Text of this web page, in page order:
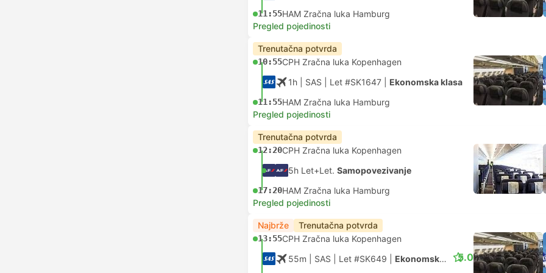
11:55HAM Zračna luka Hamburg
Pregled pojedinosti
Trenutačna potvrda
10:55CPH Zračna luka Kopenhagen
1h | SAS Let #SK1647 Ekonomska klasa
11:55HAM Zračna luka Hamburg
Pregled pojedinosti
Trenutačna potvrda
12:20CPH Zračna luka Kopenhagen
5h Let+Let. Samopovezivanje
17:20HAM Zračna luka Hamburg
Pregled pojedinosti
Najbrže Trenutačna potvrda
13:55CPH Zračna luka Kopenhagen
55m | SAS Let #SK649 Ekonomska klasa 5.0